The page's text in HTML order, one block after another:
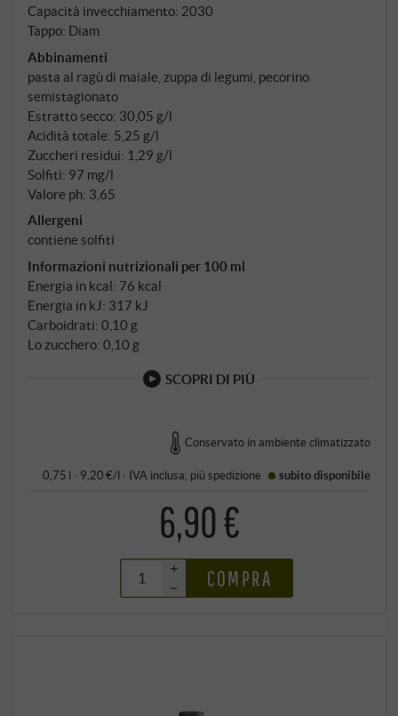
Capacità invecchiamento: 2030
Tappo: Diam
Abbinamenti
pasta al ragù di maiale, zuppa di legumi, pecorino
semistagionato
Estratto secco: 30,05 g/l
Acidità totale: 5,25 g/l
Zuccheri residui: 1,29 g/l
Solfiti: 97 mg/l
Valore ph: 3,65
Allergeni
contiene solfiti
Informazioni nutrizionali per 100 ml
Energia in kcal: 76 kcal
Energia in kJ: 317 kJ
Carboidrati: 0,10 g
Lo zucchero: 0,10 g
SCOPRI DI PIÙ
Conservato in ambiente climatizzato
0,75 l · 9,20 €/l · IVA inclusa , piùspedizione subito disponibile
6,90 €
+
–
COMPRA